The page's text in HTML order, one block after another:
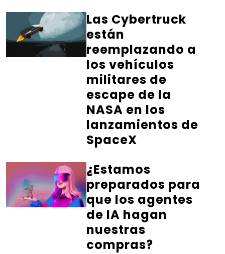
Las Cybertruck
están
reemplazando a
los vehículos
militares de
escape de la
NASA en los
lanzamientos de
SpaceX
¿Estamos
preparados para
que los agentes
de IA hagan
nuestras
compras?